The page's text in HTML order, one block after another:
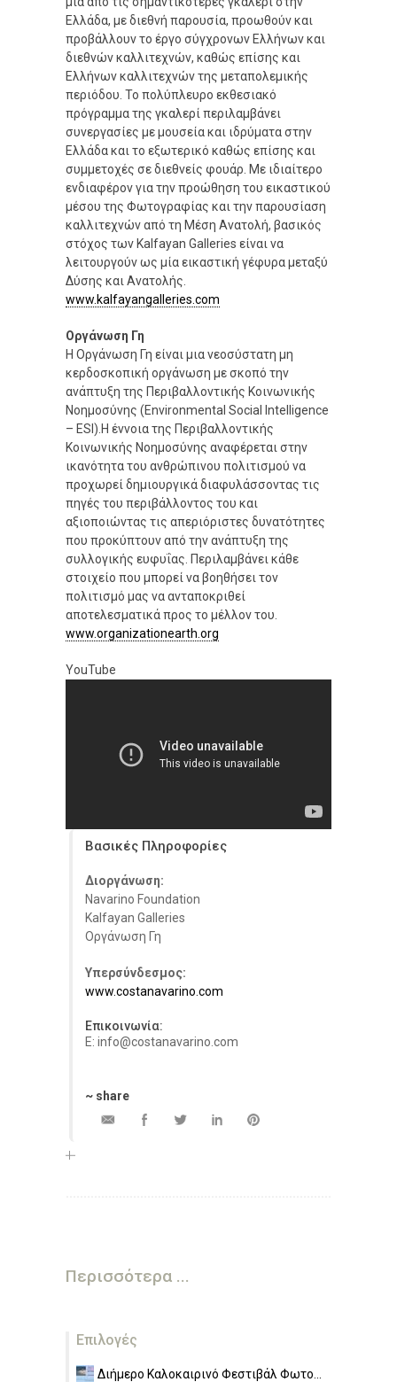
Ελλάδα, με διεθνή παρουσία, προωθούν και
προβάλλουν το έργο σύγχρονων Ελλήνων και
διεθνών καλλιτεχνών, καθώς επίσης και
Ελλήνων καλλιτεχνών της μεταπολεμικής
περιόδου. Το πολύπλευρο εκθεσιακό
πρόγραμμα της γκαλερί περιλαμβάνει
συνεργασίες με μουσεία και ιδρύματα στην
Ελλάδα και το εξωτερικό καθώς επίσης και
συμμετοχές σε διεθνείς φουάρ. Με ιδιαίτερο
ενδιαφέρον για την προώθηση του εικαστικού
μέσου της Φωτογραφίας και την παρουσίαση
καλλιτεχνών από τη Μέση Ανατολή, βασικός
στόχος των Kalfayan Galleries είναι να
λειτουργούν ως μία εικαστική γέφυρα μεταξύ
Δύσης και Ανατολής.
www.kalfayangalleries.com
Οργάνωση Γη
Η Οργάνωση Γη είναι μια νεοσύστατη μη
κερδοσκοπική οργάνωση με σκοπό την
ανάπτυξη της Περιβαλλοντικής Κοινωνικής
Νοημοσύνης (Environmental Social Intelligence
– ESI).Η έννοια της Περιβαλλοντικής
Κοινωνικής Νοημοσύνης αναφέρεται στην
ικανότητα του ανθρώπινου πολιτισμού να
προχωρεί δημιουργικά διαφυλάσσοντας τις
πηγές του περιβάλλοντος του και
αξιοποιώντας τις απεριόριστες δυνατότητες
που προκύπτουν από την ανάπτυξη της
συλλογικής ευφυΐας. Περιλαμβάνει κάθε
στοιχείο που μπορεί να βοηθήσει τον
πολιτισμό μας να ανταποκριθεί
αποτελεσματικά προς το μέλλον του.
www.organizationearth.org
YouTube
Βασικές Πληροφορίες
Διοργάνωση:
Navarino Foundation
Kalfayan Galleries
Οργάνωση Γη
Υπερσύνδεσμος:
www.costanavarino.com
Επικοινωνία:
E: info@costanavarino.com
~ share
Περισσότερα ...
Επιλογές
Διήμερο Καλοκαιρινό Φεστιβάλ Φωτο...